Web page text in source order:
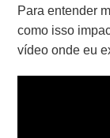
Para entender
como isso
vídeo onde eu